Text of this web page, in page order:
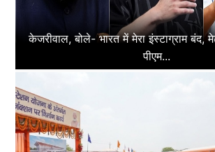
केजरीवाल, बोले- भारत में मेरा इंस्टाग्राम बंद,
पीएम...